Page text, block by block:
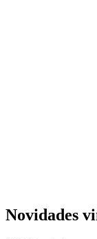
Novidades